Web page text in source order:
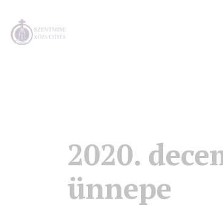
2020.
ünnepe